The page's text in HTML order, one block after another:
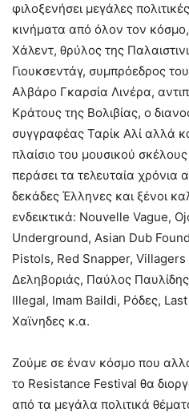
φιλοξενήσει μεγάλες
κινήματα από όλον τον
Χάλεντ, θρύλος της
Γιουκσεντάγ, συμπρόεδρος
Αλβάρο Γκαρσία Λινέρα,
Κράτους της Βολιβίας, ο
συγγραφέας Ταρίκ Αλί αλλά
πλαίσιο του μουσικού
περάσει τα τελευταία χρόνια
δεκάδες Έλληνες και ξένοι
ενδεικτικά: Nouvelle Vague,
Underground, Asian Dub
Pistols, Red Snapper,
Δεληβοριάς, Παύλος
Illegal, Imam Baildi, Ρόδες,
Χαϊνηδες κ.α.
Ζούμε σε έναν κόσμο που
το Resistance Festival θα
από τα μεγάλα πολιτικά